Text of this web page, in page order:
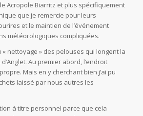
Acropole Biarritz et plus spécifiquement
que je remercie pour leurs
et le maintien de l’événement
météorologiques compliquées.
« nettoyage » des pelouses qui longent la
Au premier abord, l’endroit
Mais en y cherchant bien j’ai pu
laissé par nous autres les
à titre personnel parce que cela